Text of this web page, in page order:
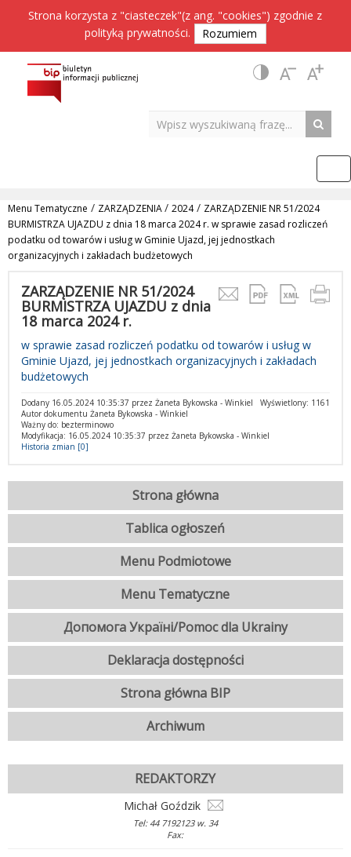
Strona korzysta z "ciasteczek"(z ang. "cookies") zgodnie z
polityką prywatności. Rozumiem
Menu Tematyczne / ZARZĄDZENIA/ 2024/ ZARZĄDZENIE NR 51/2024
BURMISTRZA UJAZDU z dnia 18 marca 2024 r. w sprawie zasad rozliczeń
podatku od towarów i usług w Gminie Ujazd, jej jednostkach
organizacyjnych i zakładach budżetowych
ZARZĄDZENIE NR 51/2024
BURMISTRZA UJAZDU z dnia
18 marca 2024 r.
w sprawie zasad rozliczeń podatku od towarów i usług w
Gminie Ujazd, jej jednostkach organizacyjnych i zakładach
budżetowych
Wyświetlony: 1161
Dodany 16.05.2024 10:35:37 przez Żaneta Bykowska - Winkiel
Autor dokumentu Żaneta Bykowska - Winkiel
Ważny do: bezterminowo
Modyfikacja: 16.05.2024 10:35:37 przez Żaneta Bykowska - Winkiel
Historia zmian [0]
Strona główna
Tablica ogłoszeń
Menu Podmiotowe
Menu Tematyczne
Допомога Україні/Pomoc dla Ukrainy
Deklaracja dostępności
Strona główna BIP
Archiwum
REDAKTORZY
Michał Goździk
Tel: 44 7192123 w. 34
Fax: